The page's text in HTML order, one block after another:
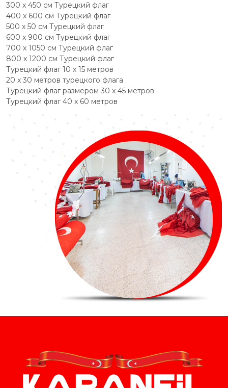
300 x 450 см Турецкий флаг
400 x 600 см Турецкий флаг
500 x 50 см Турецкий флаг
600 x 900 см Турецкий флаг
700 x 1050 см Турецкий флаг
800 x 1200 см Турецкий флаг
Турецкий флаг 10 х 15 метров
20 x 30 метров турецкого флага
Турецкий флаг размером 30 x 45 метров
Турецкий флаг 40 x 60 метров